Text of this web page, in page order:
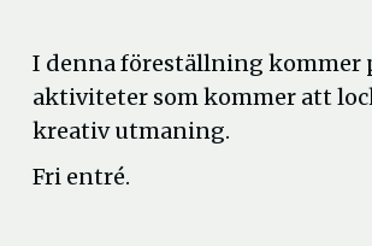
I denna föreställning kommer
aktiviteter som kommer att
kreativ utmaning.
Fri entré.